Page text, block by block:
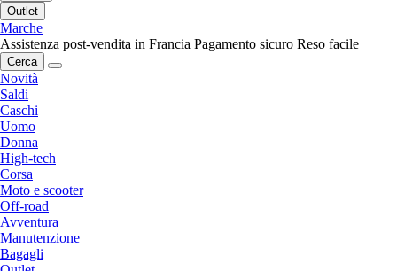
Outlet
Marche
Assistenza post-vendita in Francia Pagamento sicuro Reso facile
Cerca
Novità
Saldi
Caschi
Uomo
Donna
High-tech
Corsa
Moto e scooter
Off-road
Avventura
Manutenzione
Bagagli